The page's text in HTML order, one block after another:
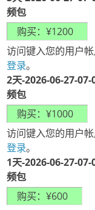
频包
访问键入您的用户
登录。
2天-2026-06-27-
频包
访问键入您的用户
登录。
1天-2026-06-27-
频包